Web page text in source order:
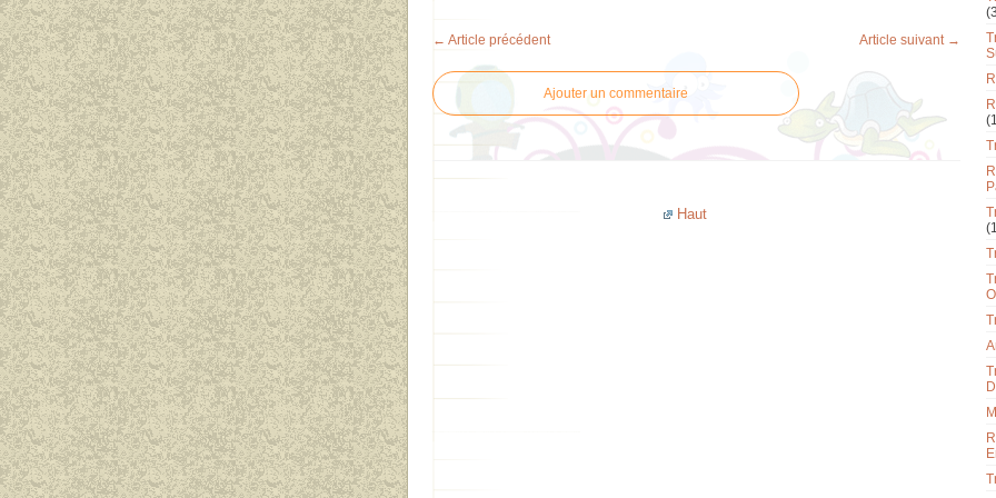
← Article précédent Article suivant →
Ajouter un commentaire
Haut